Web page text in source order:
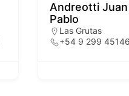
Andreotti Juan
Pablo
Las Grutas
+54 9 299